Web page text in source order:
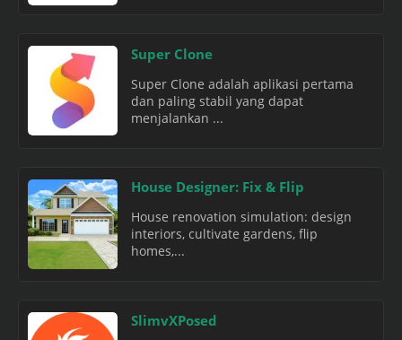
Super Clone
Super Clone adalah aplikasi pertama
dan paling stabil yang dapat
menjalankan ...
House Designer: Fix & Flip
House renovation simulation: design
interiors, cultivate gardens, flip
homes,...
SlimvXPosed